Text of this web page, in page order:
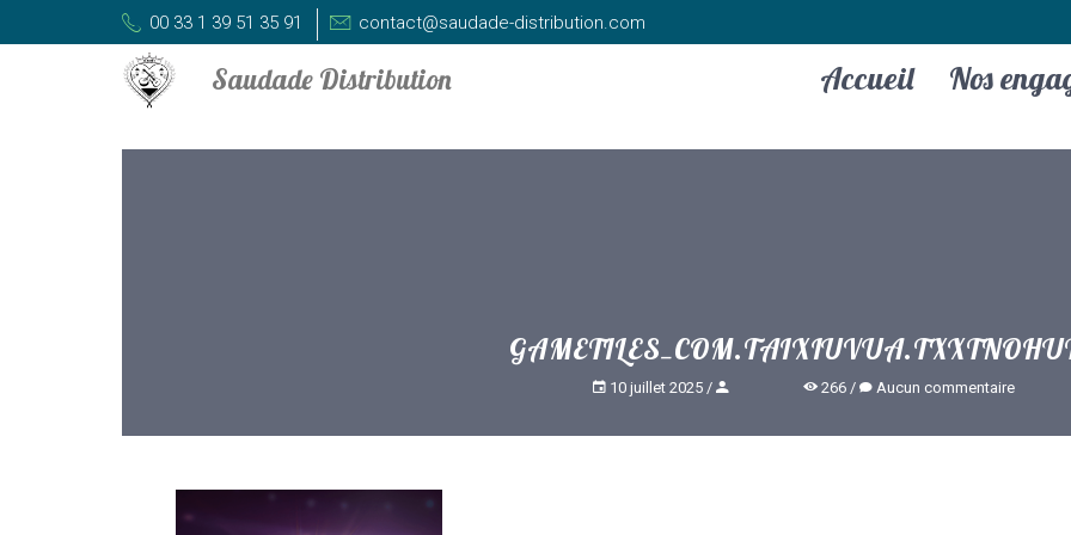
00 33 1 39 51 35 91 contact@saudade-distribution.com
Accueil Nos
10 juillet 2025 266 Aucun commentaire